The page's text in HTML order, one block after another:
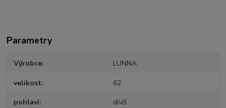
Parametry
Výrobce LUNNA
velikost 62
pohlaví dívčí